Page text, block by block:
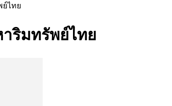
ย์ไทย
ริมทรัพย์ไทย